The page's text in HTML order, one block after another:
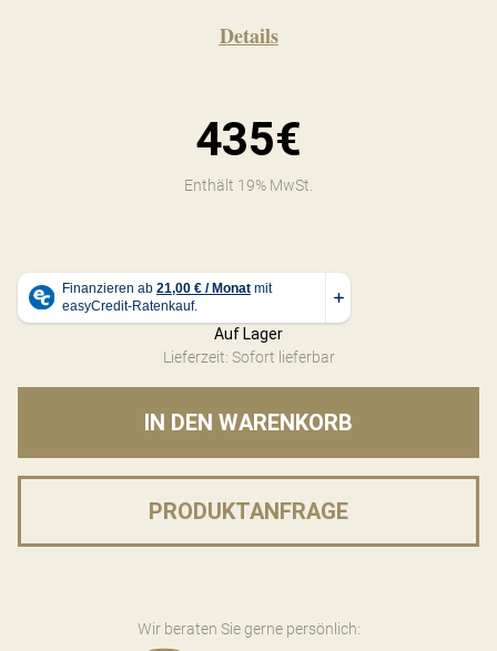
Details
435€
Enthält 19% MwSt.
Auf Lager
Lieferzeit: Sofort lieferbar
IN DEN WARENKORB
PRODUKTANFRAGE
Wir beraten Sie gerne persönlich: